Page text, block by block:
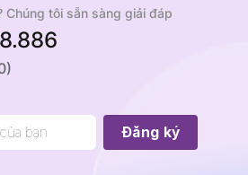
Chúng tôi sẵn sàng giải đáp